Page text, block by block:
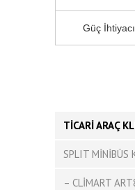
Güç İhtiyacı
TİCARİ ARAÇ
SPLIT MİNİBÜS
– CLİMART